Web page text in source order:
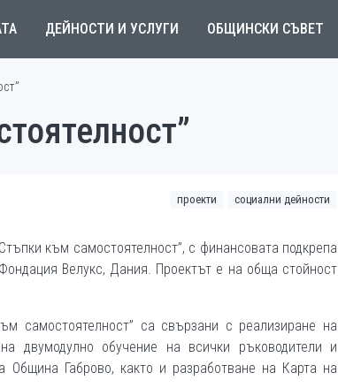
ДЕЙНОСТИ И УСЛУГИ ОБЩИНСКИ СЪВЕТ
проекти социални дейности
към самостоятелност”, с финансовата подкрепа
Велукс, Дания. Проектът е на обща стойност
самостоятелност” са свързани с реализиране на
двумодулно обучение на всички ръководители и
Община Габрово, както и разработване на Карта на